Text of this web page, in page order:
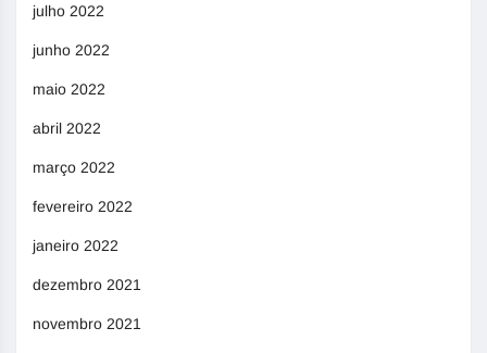
julho 2022
junho 2022
maio 2022
abril 2022
março 2022
fevereiro 2022
janeiro 2022
dezembro 2021
novembro 2021